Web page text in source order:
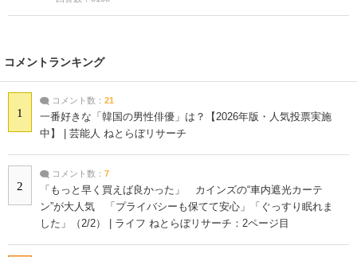
コメントランキング
1
コメント数： 21
一番好きな「韓国の男性俳優」は？【2026年版・人気投票実施
中】 | 芸能人 ねとらぼリサーチ
2
コメント数： 7
「もっと早く買えば良かった」 カインズの“車内遮光カーテ
ン”が大人気 「プライバシーも保てて安心」「ぐっすり眠れま
した」（2/2） | ライフ ねとらぼリサーチ：2ページ目